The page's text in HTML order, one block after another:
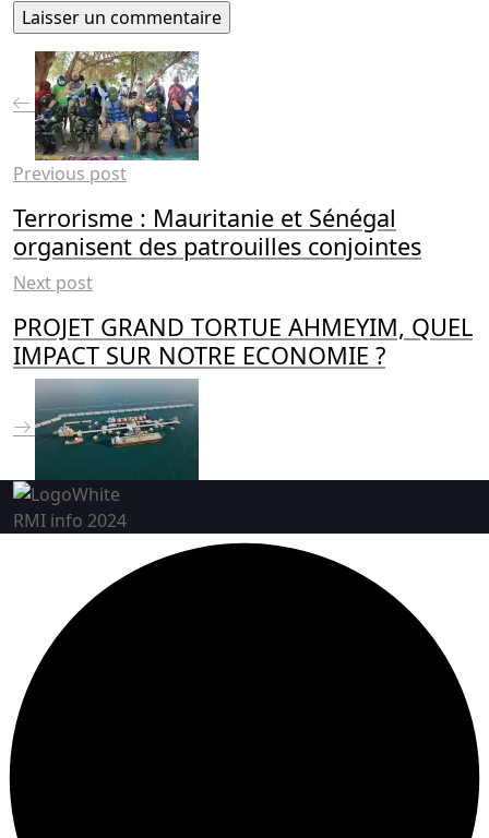
Previous post
Terrorisme : Mauritanie et Sénégal
organisent des patrouilles conjointes
Next post
PROJET GRAND TORTUE AHMEYIM, QUEL
IMPACT SUR NOTRE ECONOMIE ?
RMI info 2024